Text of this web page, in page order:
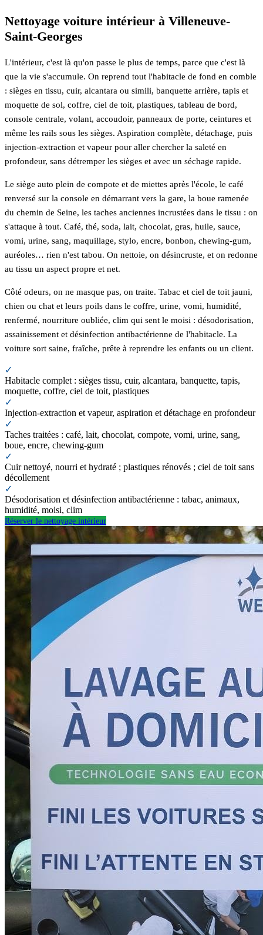
Nettoyage voiture intérieur à Villeneuve-
Saint-Georges
L'intérieur, c'est là qu'on passe le plus de temps, parce que c'est là
que la vie s'accumule. On reprend tout l'habitacle de fond en comble
: sièges en tissu, cuir, alcantara ou simili, banquette arrière, tapis et
moquette de sol, coffre, ciel de toit, plastiques, tableau de bord,
console centrale, volant, accoudoir, panneaux de porte, ceintures et
même les rails sous les sièges. Aspiration complète, détachage, puis
injection-extraction et vapeur pour aller chercher la saleté en
profondeur, sans détremper les sièges et avec un séchage rapide.
Le siège auto plein de compote et de miettes après l'école, le café
renversé sur la console en démarrant vers la gare, la boue ramenée
du chemin de Seine, les taches anciennes incrustées dans le tissu : on
s'attaque à tout. Café, thé, soda, lait, chocolat, gras, huile, sauce,
vomi, urine, sang, maquillage, stylo, encre, bonbon, chewing-gum,
auréoles… rien n'est tabou. On nettoie, on désincruste, et on redonne
au tissu un aspect propre et net.
Côté odeurs, on ne masque pas, on traite. Tabac et ciel de toit jauni,
chien ou chat et leurs poils dans le coffre, urine, vomi, humidité,
renfermé, nourriture oubliée, clim qui sent le moisi : désodorisation,
assainissement et désinfection antibactérienne de l'habitacle. La
voiture sort saine, fraîche, prête à reprendre les enfants ou un client.
✓
Habitacle complet : sièges tissu, cuir, alcantara, banquette, tapis,
moquette, coffre, ciel de toit, plastiques
✓
Injection-extraction et vapeur, aspiration et détachage en profondeur
✓
Taches traitées : café, lait, chocolat, compote, vomi, urine, sang,
boue, encre, chewing-gum
✓
Cuir nettoyé, nourri et hydraté ; plastiques rénovés ; ciel de toit sans
décollement
✓
Désodorisation et désinfection antibactérienne : tabac, animaux,
humidité, moisi, clim
Réserver le nettoyage intérieur